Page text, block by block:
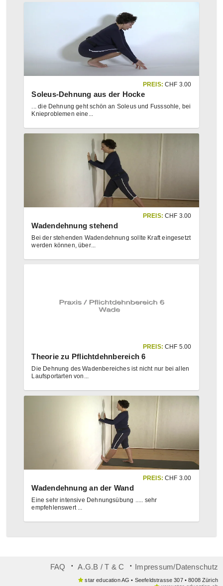
PREIS: CHF 3.00
Soleus-Dehnung aus der Hocke
... die Dehnung geht schön an Soleus und Fusssohle, bei
Knieproblemen eine ...
PREIS: CHF 3.00
Wadendehnung stehend
Bei der stehenden Wadendehnung sollte Kraft eingesetzt
werden können, über...
PREIS: CHF 5.00
Theorie zu Pflichtdehnbereich 6
Die Dehnung des Wadenbereiches ist nicht nur bei allen
Laufsportarten von ...
PREIS: CHF 3.00
Wadendehnung an der Wand
Eine sehr intensive Dehnungsübung ..... sehr
empfehlenswert ...
FAQ ᛫ A.G.B / T & C ᛫ Impressum/Datenschutz
star education AG • Seefeldstrasse 307 • 8008 Zürich